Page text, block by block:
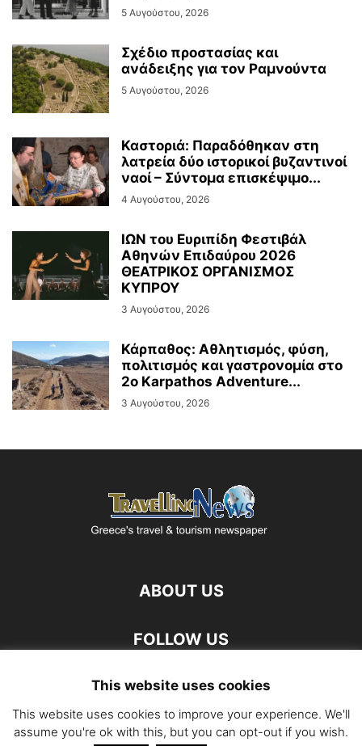
5 Αυγούστου, 2026
Σχέδιο προστασίας και
ανάδειξης για τον Ραμνούντα
5 Αυγούστου, 2026
Καστοριά: Παραδόθηκαν στη
λατρεία δύο ιστορικοί βυζαντινοί
ναοί – Σύντομα επισκέψιμο...
4 Αυγούστου, 2026
ΙΩΝ του Ευριπίδη Φεστιβάλ
Αθηνών Επιδαύρου 2026
ΘΕΑΤΡΙΚΟΣ ΟΡΓΑΝΙΣΜΟΣ
ΚΥΠΡΟΥ
3 Αυγούστου, 2026
Κάρπαθος: Αθλητισμός, φύση,
πολιτισμός και γαστρονομία στο
2ο Karpathos Adventure...
3 Αυγούστου, 2026
ABOUT US
FOLLOW US
This website uses cookies
This website uses cookies to improve your experience. We'll
assume you're ok with this, but you can opt-out if you wish.